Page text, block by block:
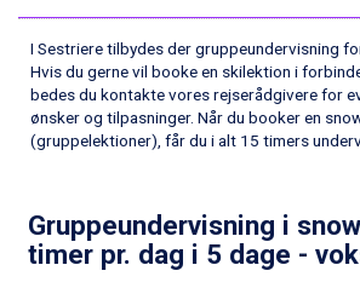
Cervinia fra DKK 5.295
Sölden fra DKK 8.445
Bad Hofgastein fra DKK 5.495
Passo Tonale fra DKK 3.795
Sestriere fra DKK 4.395
Fieberbrunn fra DKK 6.145
Wagrain fra DKK 4.645
I Sestriere tilbydes der gruppeundervisning
Hvis du gerne vil booke en skilektion i
bedes du kontakte vores rejserådgivere for
ønsker og tilpasninger. Når du booker en
(gruppelektioner), får du i alt 15 timers
Gruppeundervisning i
timer pr. dag i 5 dage -